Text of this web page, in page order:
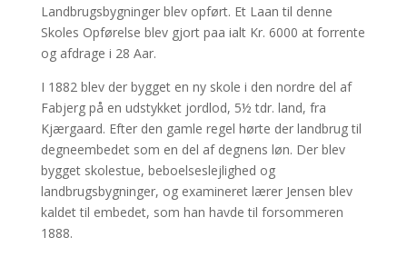
Landbrugsbygninger blev opført. Et Laan til denne
Skoles Opførelse blev gjort paa ialt Kr. 6000 at forrente
og afdrage i 28 Aar.
I 1882 blev der bygget en ny skole i den nordre del af
Fabjerg på en udstykket jordlod, 5½ tdr. land, fra
Kjærgaard. Efter den gamle regel hørte der landbrug til
degneembedet som en del af degnens løn. Der blev
bygget skolestue, beboelseslejlighed og
landbrugsbygninger, og examineret lærer Jensen blev
kaldet til embedet, som han havde til forsommeren
1888.